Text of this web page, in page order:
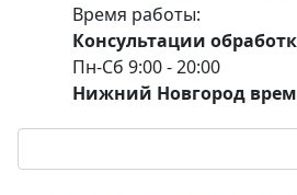
Время работы:
Консультации
Пн-Сб 9:00 - 20:00
Нижний Новгород